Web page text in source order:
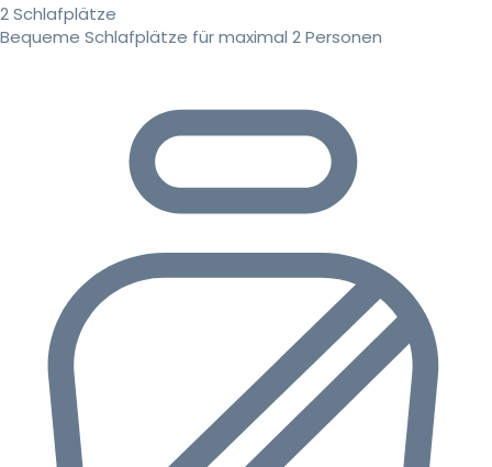
2 Schlafplätze
Bequeme Schlafplätze für maximal 2 Personen